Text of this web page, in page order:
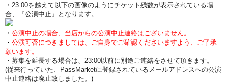
・23:00を越えて以下の画像のようにチケット残数が表示されている場
合、『公演中止』となります。
・ 公演中止の場合、当店からの公演中止連絡はございません。
・ 公演可否につきましては、ご自身でご確認くださいますよう、ご了承
願います。
・募集を延長する場合は、23:00以前に別途ご連絡をさせて頂きます。
(従来行っていた、PassMarketに登録されているメールアドレスへの公演
中止連絡は廃止致しました。)